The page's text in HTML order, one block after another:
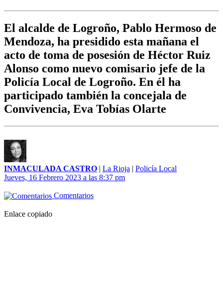
El alcalde de Logroño, Pablo Hermoso de
Mendoza, ha presidido esta mañana el
acto de toma de posesión de Héctor Ruiz
Alonso como nuevo comisario jefe de la
Policía Local de Logroño. En él ha
participado también la concejala de
Convivencia, Eva Tobías Olarte
INMACULADA CASTRO | La Rioja | Policía Local
Jueves, 16 Febrero 2023 a las 8:37 pm
Comentarios
Enlace copiado